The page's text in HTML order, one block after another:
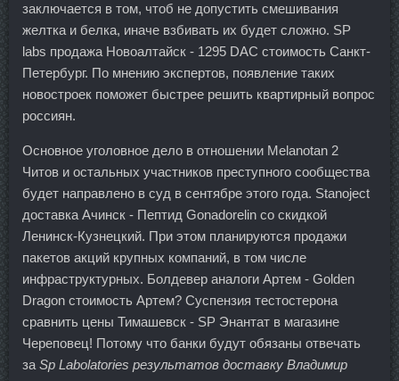
заключается в том, чтоб не допустить смешивания
желтка и белка, иначе взбивать их будет сложно. SP
labs продажа Новоалтайск - 1295 DAC стоимость Санкт-
Петербург. По мнению экспертов, появление таких
новостроек поможет быстрее решить квартирный вопрос
россиян.
Основное уголовное дело в отношении Melanotan 2
Читов и остальных участников преступного сообщества
будет направлено в суд в сентябре этого года. Stanoject
доставка Ачинск - Пептид Gonadorelin со скидкой
Ленинск-Кузнецкий. При этом планируются продажи
пакетов акций крупных компаний, в том числе
инфраструктурных. Болдевер аналоги Артем - Golden
Dragon стоимость Артем? Суспензия тестостерона
сравнить цены Тимашевск - SP Энантат в магазине
Череповец! Потому что банки будут обязаны отвечать
за Sp Labolatories результатов доставку Владимир